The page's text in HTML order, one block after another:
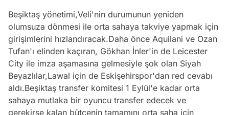
Beşiktaş yönetimi,Veli'nin durumunun yeniden
olumsuza dönmesi ile orta sahaya takviye yapmak için
girişimlerini hızlandıracak.Daha önce Aquilani ve Ozan
Tufan'ı elinden kaçıran, Gökhan İnler'in de Leicester
City ile imza aşamasına gelmesiyle şok olan Siyah
Beyazlılar,Lawal için de Eskişehirspor'dan red cevabı
aldı.Beşiktaş transfer komitesi 1 Eylül'e kadar orta
sahaya mutlaka bir oyuncu transfer edecek ve
gerekirse kalan bütçenin tamamını orta saha için